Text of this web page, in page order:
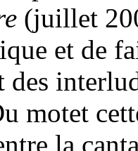
(juillet
et de
des
motet
la